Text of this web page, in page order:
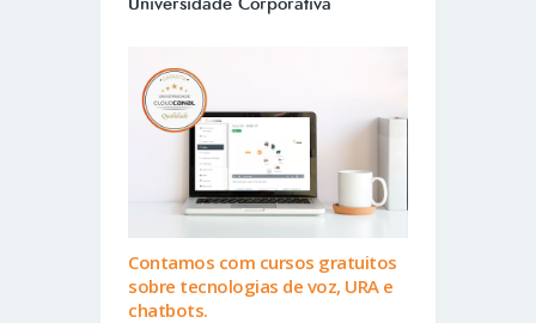
Contamos com cursos gratuitos
sobre tecnologias de voz, URA e
chatbots.